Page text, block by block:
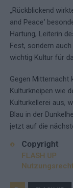
„Rückblickend
and Peace‘
Hartung, Leiterin
Fest, sondern
wichtig Kultur für
Gegen Mitternacht
Kulturkneipen wie
Kulturkellerei aus,
Blau in der
jetzt auf die
Copyright
FLASH UP